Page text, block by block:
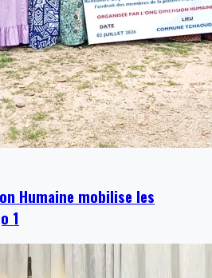
Humaine mobilise les
1